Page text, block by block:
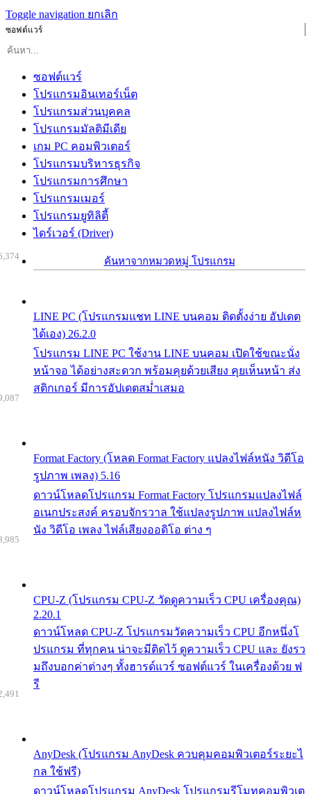
Toggle navigation ยกเลิก
ซอฟต์แวร์
ซอฟต์แวร์
โปรแกรมอินเทอร์เน็ต
โปรแกรมส่วนบุคคล
โปรแกรมมัลติมีเดีย
เกม PC คอมพิวเตอร์
โปรแกรมบริหารธุรกิจ
โปรแกรมการศึกษา
โปรแกรมเมอร์
โปรแกรมยูทิลิตี้
ไดร์เวอร์ (Driver)
ค้นหาจากหมวดหมู่ โปรแกรม
LINE PC (โปรแกรมแชท LINE บนคอม ติดตั้งง่าย อัปเดต
ได้เอง) 26.2.0
โปรแกรม LINE PC ใช้งาน LINE บนคอม เปิดใช้ขณะนั่ง
หน้าจอ ได้อย่างสะดวก พร้อมคุยด้วยเสียง คุยเห็นหน้า ส่ง
สติกเกอร์ มีการอัปเดตสม่ำเสมอ
Format Factory (โหลด Format Factory แปลงไฟล์หนัง วิดีโอ
รูปภาพ เพลง) 5.16
ดาวน์โหลดโปรแกรม Format Factory โปรแกรมแปลงไฟล์
อเนกประสงค์ ครอบจักรวาล ใช้แปลงรูปภาพ แปลงไฟล์ห
นัง วิดีโอ เพลง ไฟล์เสียงออดิโอ ต่าง ๆ
CPU-Z (โปรแกรม CPU-Z วัดดูความเร็ว CPU เครื่องคุณ)
2.20.1
ดาวน์โหลด CPU-Z โปรแกรมวัดความเร็ว CPU อีกหนึ่งโ
ปรแกรม ที่ทุกคน น่าจะมีติดไว้ ดูความเร็ว CPU และ ยังรว
มถึงบอกค่าต่างๆ ทั้งฮารด์แวร์ ซอฟต์แวร์ ในเครื่องด้วย ฟ
รี
AnyDesk (โปรแกรม AnyDesk ควบคุมคอมพิวเตอร์ระยะไ
กล ใช้ฟรี)
ดาวน์โหลดโปรแกรม AnyDesk โปรแกรมรีโมทคอมพิวเต